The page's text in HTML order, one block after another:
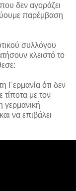
δεν αγοράζει
παρέμβαση
συλλόγου
κλειστό το
Γερμανία ότι δεν
τίποτα με τον
γερμανική
να επιβάλει